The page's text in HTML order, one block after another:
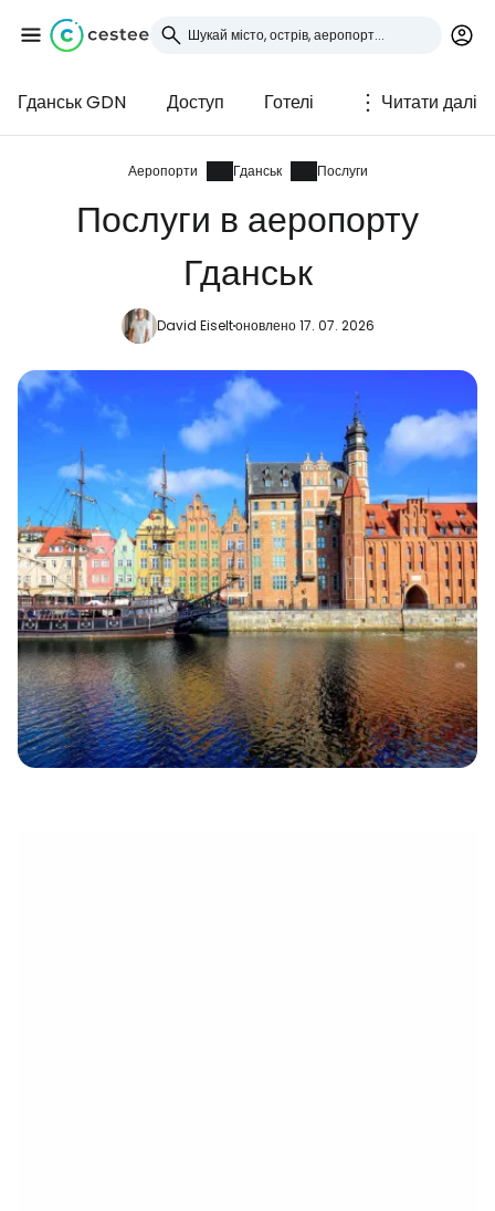
Гданськ GDN Доступ Готелі Читати далі
Аеропорти Гданськ Послуги
Послуги в аеропорту
Гданськ
David Eiseltоновлено 17. 07. 2026
Увійдіть до Cestee
... світова туристична спільнота
Продовжуйте з Google
Продовжуйте у Facebook
Продовжити з email